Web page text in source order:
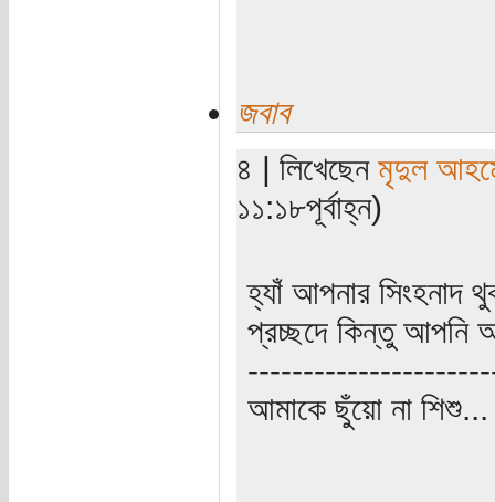
জবাব
৪ | লিখেছেন মৃদুল
১১:১৮পূর্বাহ্ন)
হ্যাঁ আপনার সিংহনাদ
প্রচ্ছদে কিন্তু আপনি
আমাকে ছুঁয়ো না শিশু...